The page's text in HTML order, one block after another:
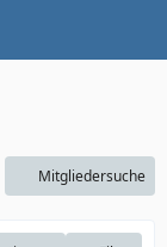
Mitgliedersuche